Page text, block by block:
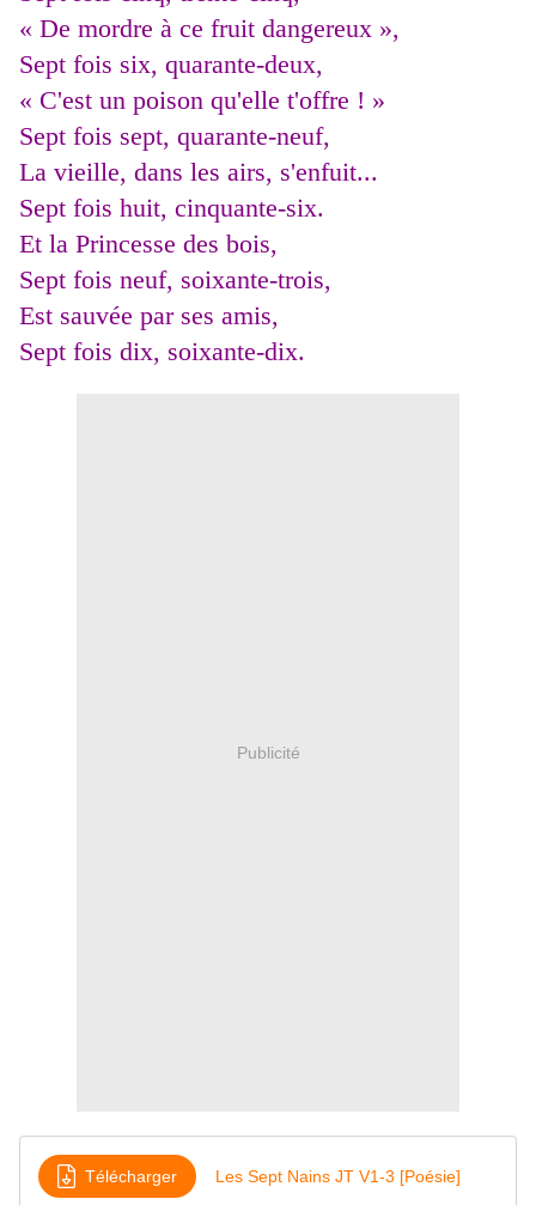
« De mordre à ce fruit dangereux »,
Sept fois six, quarante-deux,
« C'est un poison qu'elle t'offre ! »
Sept fois sept, quarante-neuf,
La vieille, dans les airs, s'enfuit...
Sept fois huit, cinquante-six.
Et la Princesse des bois,
Sept fois neuf, soixante-trois,
Est sauvée par ses amis,
Sept fois dix, soixante-dix.
Publicité
Télécharger Les Sept Nains JT V1-3 [Poésie]